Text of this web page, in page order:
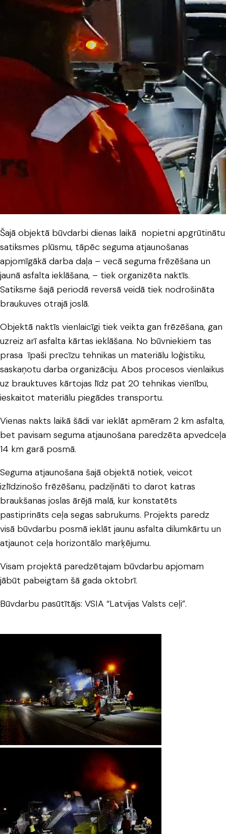
Šajā objektā būvdarbi dienas laikā nopietni apgrūtinātu
satiksmes plūsmu, tāpēc seguma atjaunošanas
apjomīgākā darba daļa – vecā seguma frēzēšana un
jaunā asfalta ieklāšana, – tiek organizēta naktīs.
Satiksme šajā periodā reversā veidā tiek nodrošināta
braukuves otrajā joslā.
Objektā naktīs vienlaicīgi tiek veikta gan frēzēšana, gan
uzreiz arī asfalta kārtas ieklāšana. No būvniekiem tas
prasa īpaši precīzu tehnikas un materiālu loģistiku,
saskaņotu darba organizāciju. Abos procesos vienlaikus
uz brauktuves kārtojas līdz pat 20 tehnikas vienību,
ieskaitot materiālu piegādes transportu.
Vienas nakts laikā šādi var ieklāt apmēram 2 km asfalta,
bet pavisam seguma atjaunošana paredzēta apvedceļa
14 km garā posmā.
Seguma atjaunošana šajā objektā notiek, veicot
izlīdzinošo frēzēšanu, padziļināti to darot katras
braukšanas joslas ārējā malā, kur konstatēts
pastiprināts ceļa segas sabrukums. Projekts paredz
visā būvdarbu posmā ieklāt jaunu asfalta dilumkārtu un
atjaunot ceļa horizontālo marķējumu.
Visam projektā paredzētajam būvdarbu apjomam
jābūt pabeigtam šā gada oktobrī.
Būvdarbu pasūtītājs: VSIA “Latvijas Valsts ceļi”.